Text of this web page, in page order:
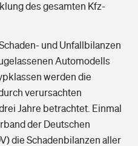
des gesamten Kfz-
und Unfallbilanzen
Automodells
werden die
verursachten
Jahre betrachtet. Einmal
der Deutschen
die Schadenbilanzen aller